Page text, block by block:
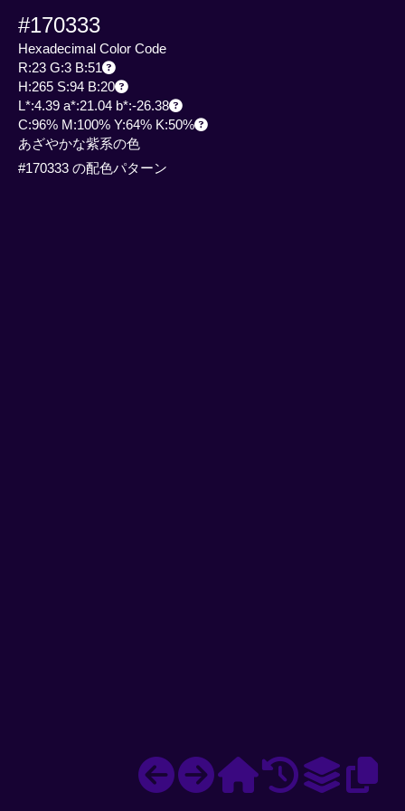
#170333
Hexadecimal Color Code
R:23 G:3 B:51
H:265 S:94 B:20
L*:4.39 a*:21.04 b*:-26.38
C:96% M:100% Y:64% K:50%
あざやかな紫系の色
#170333 の配色パターン